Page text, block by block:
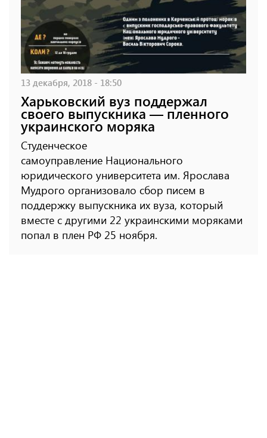
13 декабря, 2018 - 18:50
Харьковский вуз поддержал
своего выпускника — пленного
украинского моряка
Студенческое
самоуправление Национального
юридического университета им. Ярослава
Мудрого организовало сбор писем в
поддержку выпускника их вуза, который
вместе с другими 22 украинскими моряками
попал в плен РФ 25 ноября.